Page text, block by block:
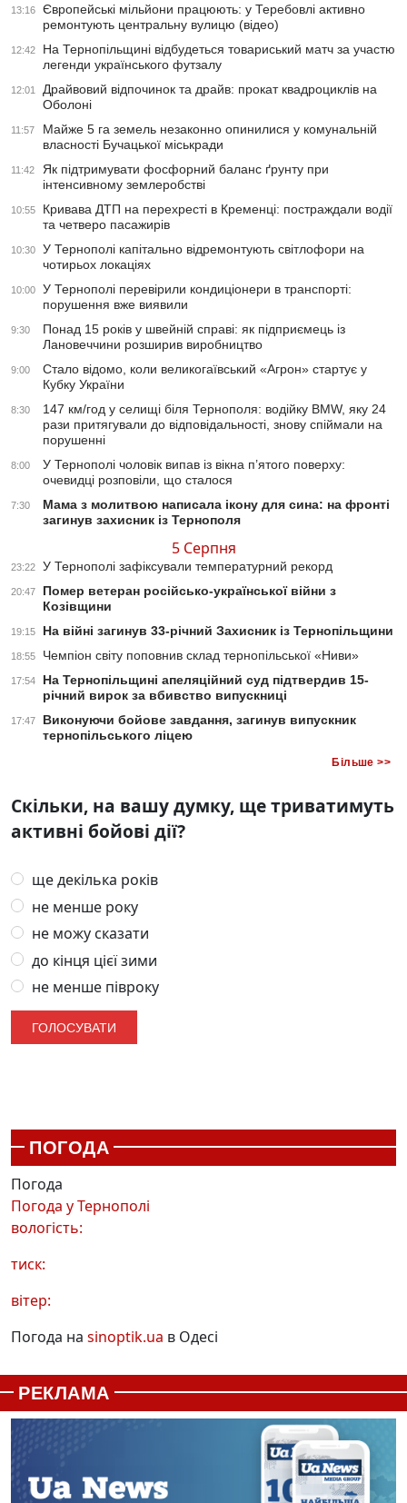
13:16
Європейські мільйони працюють: у Теребовлі активно
ремонтують центральну вулицю (відео)
12:42
На Тернопільщині відбудеться товариський матч за участю
легенди українського футзалу
12:01
Драйвовий відпочинок та драйв: прокат квадроциклів на
Оболоні
11:57
Майже 5 га земель незаконно опинилися у комунальній
власності Бучацької міськради
11:42
Як підтримувати фосфорний баланс ґрунту при
інтенсивному землеробстві
10:55
Кривава ДТП на перехресті в Кременці: постраждали водії
та четверо пасажирів
10:30
У Тернополі капітально відремонтують світлофори на
чотирьох локаціях
10:00
У Тернополі перевірили кондиціонери в транспорті:
порушення вже виявили
9:30
Понад 15 років у швейній справі: як підприємець із
Лановеччини розширив виробництво
9:00
Стало відомо, коли великогаївський «Агрон» стартує у
Кубку України
8:30
147 км/год у селищі біля Тернополя: водійку BMW, яку 24
рази притягували до відповідальності, знову спіймали на
порушенні
8:00
У Тернополі чоловік випав із вікна п’ятого поверху:
очевидці розповіли, що сталося
7:30
Мама з молитвою написала ікону для сина: на фронті
загинув захисник із Тернополя
5 Серпня
23:22 У Тернополі зафіксували температурний рекорд
20:47
Помер ветеран російсько-української війни з
Козівщини
19:15 На війні загинув 33-річний Захисник із Тернопільщини
18:55 Чемпіон світу поповнив склад тернопільської «Ниви»
17:54
На Тернопільщині апеляційний суд підтвердив 15-
річний вирок за вбивство випускниці
17:47
Виконуючи бойове завдання, загинув випускник
тернопільського ліцею
Більше >>
Скільки, на вашу думку, ще триватимуть
активні бойові дії?
ще декілька років
не менше року
не можу сказати
до кінця цієї зими
не менше півроку
ПОГОДА
Погода
Погода уТернополі
вологість:
тиск:
вітер:
Погода на sinoptik.ua в Одесі
РЕКЛАМА